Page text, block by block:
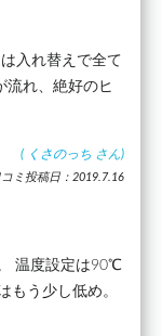
入れ替えで全て
流れ、絶好のヒ
( くさのっち さん)
コミ投稿日：2019.7.16
温度設定は90℃
もう少し低め。